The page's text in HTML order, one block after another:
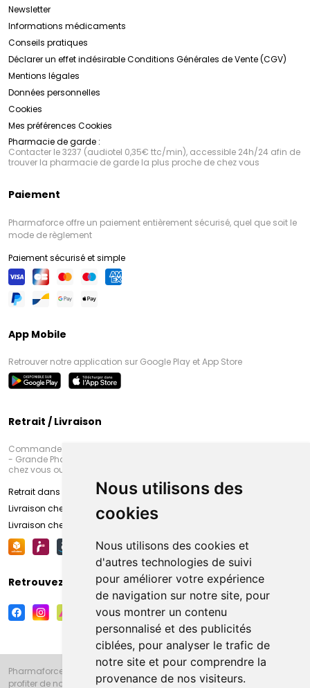
Nous utilisons des
cookies
Nous utilisons des cookies et
d'autres technologies de suivi
pour améliorer votre expérience
de navigation sur notre site, pour
vous montrer un contenu
personnalisé et des publicités
ciblées, pour analyser le trafic de
notre site et pour comprendre la
provenance de nos visiteurs.
Newsletter
Informations médicaments
Conseils pratiques
Déclarer un effet indésirableConditions Générales de Vente (CGV)
Mentions légales
Données personnelles
Cookies
Mes préférences Cookies
Pharmacie de garde :
Contacter le 3237 (audiotel 0,35€ ttc/min), accessible 24h/24 afin de
trouver la pharmacie de garde la plus proche de chez vous
Paiement
Pharmaforce offre un paiement entièrement sécurisé, quel que soit le
mode de règlement
Paiement sécurisé et simple
App Mobile
Retrouver notre application sur Google Play et App Store
Retrait / Livraison
Commandez en ligne et venez chercher votre commande à Amiens
- Grande Pharmacie d’Amiens (Fachon) ou recevez-là rapidement
chez vous ou en point retrait
Retrait dans la pharmacie d’Amiens
Livraison chez vous
Livraison chez votre commerçant
Retrouvez-nous sur vos réseaux sociaux
Pharmaforce.fr et la Grande Pharmacie d’Amiens vous souhaitent de
profiter de notre accueil, de nos conseils pharmaceutiques,